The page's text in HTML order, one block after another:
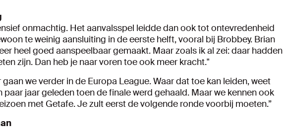
onmachtig. Het aanvalsspel leidde dan ook tot ontevredenheid
te weinig aansluiting in de eerste helft, vooral bij Brobbey. Brian
heel goed aanspeelbaar gemaakt. Maar zoals ik al zei: daar hadden
zijn. Dan heb je naar voren toe ook meer kracht."
we verder in de Europa League. Waar dat toe kan leiden, weet
paar jaar geleden toen de finale werd gehaald. Maar we kennen ook
met Getafe. Je zult eerst de volgende ronde voorbij moeten.”